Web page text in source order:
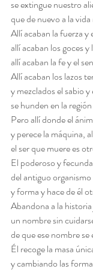
se extingue nuestro
que de nuevo a la
Allí acaban la fuerza y
allí acaban los goces y
allí acaban la fe y el
Allí acaban los lazos
y mezclados el sabio y
se hunden en la
Pero allí donde el
y perece la máquina,
el ser que muere es
El poderoso y
del antiguo organismo
y forma y hace de él
Abandona a la
un nombre sin
de que ese nombre
Él recoge la masa
y cambiando las